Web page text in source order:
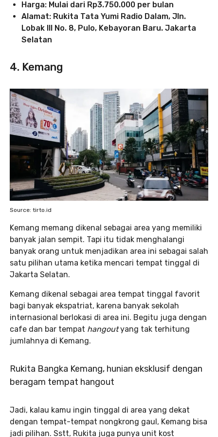
Harga: Mulai dari Rp3.750.000 per bulan
Alamat: Rukita Tata Yumi Radio Dalam, Jln.
Lobak III No. 8, Pulo, Kebayoran Baru. Jakarta
Selatan
4. Kemang
Source: tirto.id
Kemang memang dikenal sebagai area yang memiliki
banyak jalan sempit. Tapi itu tidak menghalangi
banyak orang untuk menjadikan area ini sebagai salah
satu pilihan utama ketika mencari tempat tinggal di
Jakarta Selatan.
Kemang dikenal sebagai area tempat tinggal favorit
bagi banyak ekspatriat, karena banyak sekolah
internasional berlokasi di area ini. Begitu juga dengan
cafe dan bar tempat hangoutyang tak terhitung
jumlahnya di Kemang.
Rukita Bangka Kemang, hunian eksklusif dengan
beragam tempat hangout
Jadi, kalau kamu ingin tinggal di area yang dekat
dengan tempat-tempat nongkrong gaul, Kemang bisa
jadi pilihan. Sstt, Rukita juga punya unit kost